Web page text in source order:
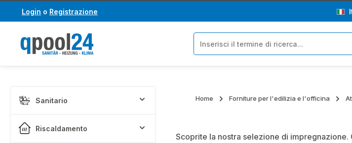
al contenuto principale
Salta alla ricerca
Login o Registrazione
Sanitario
Riscaldamento
Home Forniture per l'edilizia e l'officina
Scoprite la nostra selezione di